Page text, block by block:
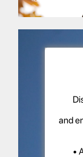
and
•